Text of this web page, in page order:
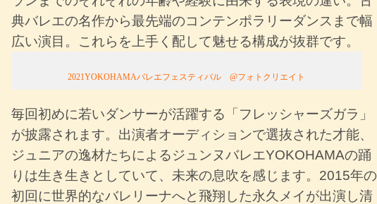
典バレエの名作から最先端のコンテンポラリーダンスまで幅
広い演目。これらを上手く配して魅せる構成が抜群です。
2021YOKOHAMAバレエフェスティバル @フォトクリエイト
毎回初めに若いダンサーが活躍する「フレッシャーズガラ」
が披露されます。出演者オーディションで選抜された才能、
ジュニアの逸材たちによるジュンヌバレエYOKOHAMAの踊
りは生き生きとしていて、未来の息吹を感じます。2015年の
初回に世界的なバレリーナへと飛翔した永久メイが出演し清